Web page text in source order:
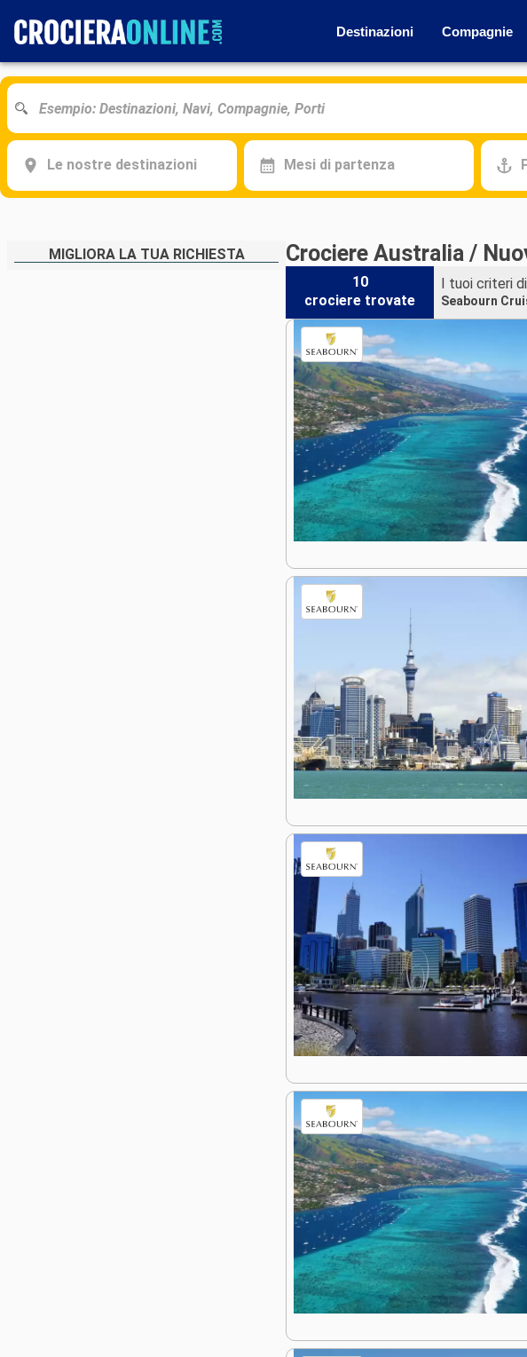
Destinazioni Compagnie
Le nostre destinazioni Mesi di partenza
MIGLIORA LA TUA RICHIESTA Crociere Australia /
10
crociere trovate
I tuoi criteri
Seabourn